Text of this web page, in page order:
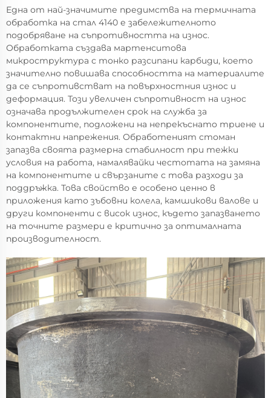
Една от най-значимите предимства на термичната
обработка на стал 4140 е забележителното
подобряване на съпротивността на износ.
Обработката създава мартенситова
микроструктура с тонко разсипани карбиди, което
значително повишава способността на материалите
да се съпротивстват на повърхностния износ и
деформация. Този увеличен съпротивност на износ
означава продължителен срок на служба за
компонентите, подложени на непрекъснато триене и
контактни напрежения. Обработеният стоман
запазва своята размерна стабилност при тежки
условия на работа, намалявайки честотата на замяна
на компонентите и свързаните с това разходи за
поддръжка. Това свойство е особено ценно в
приложения като зъбовни колела, камшикови валове и
други компоненти с висок износ, където запазването
на точните размери е критично за оптималната
производителност.